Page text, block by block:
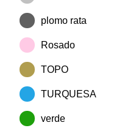
plomo rata
Rosado
TOPO
TURQUESA
verde